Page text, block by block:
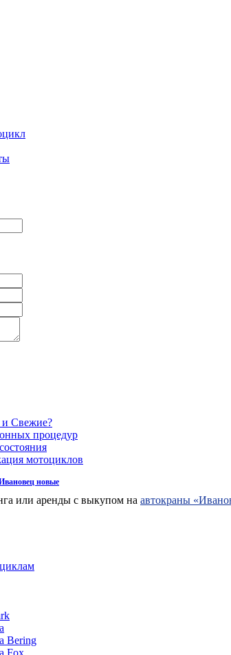
и Свежие?
процедур
мотоциклов
новые
или аренды с выкупом на автокраны
Bering
Fox